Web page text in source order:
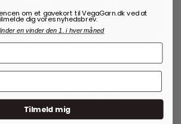
Nellike
MEILENWEIT 6-TRÅDET
STRØMPEGARN
Meilenweit 6-trådet 8816
Midnatsblå med tweed
om et gavekort til VegaGarn.dk ved at
dig vores nyhedsbrev.
en vinder den 1. i hver måned
Tilmeld mig